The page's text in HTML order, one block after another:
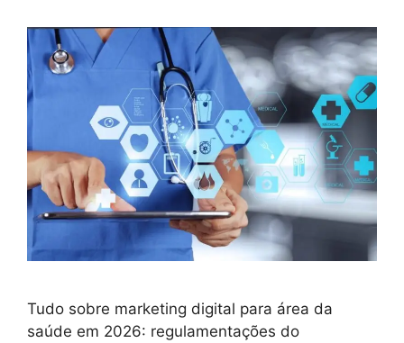
Tudo sobre marketing digital para área da
saúde em 2026: regulamentações do